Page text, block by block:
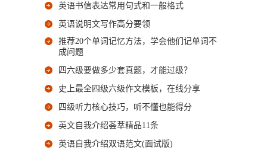
英语书信表达常用句式和一般格式
英语说明文写作高分要领
推荐20个单词记忆方法，学会他们记单词不
成问题
四六级要做多少套真题，才能过级？
史上最全四级六级作文模板，在线分享
四级听力核心技巧，听不懂也能得分
英文自我介绍荟萃精品11条
英语自我介绍双语范文(面试版)